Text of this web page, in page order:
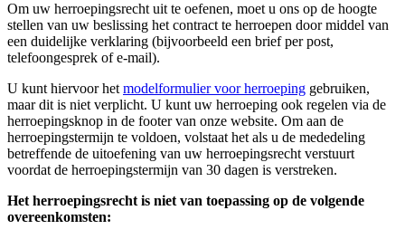
Om uw herroepingsrecht uit te oefenen, moet u ons op de hoogte
stellen van uw beslissing het contract te herroepen door middel van
een duidelijke verklaring (bijvoorbeeld een brief per post,
telefoongesprek of e-mail).
U kunt hiervoor het modelformulier voor herroeping gebruiken,
maar dit is niet verplicht. U kunt uw herroeping ook regelen via de
herroepingsknop in de footer van onze website. Om aan de
herroepingstermijn te voldoen, volstaat het als u de mededeling
betreffende de uitoefening van uw herroepingsrecht verstuurt
voordat de herroepingstermijn van 30 dagen is verstreken.
Het herroepingsrecht is niet van toepassing op de volgende
overeenkomsten: